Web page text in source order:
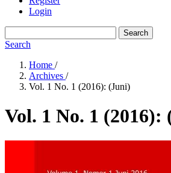
Login
Search
Search
Home /
Archives /
Vol. 1 No. 1 (2016): (Juni)
Vol. 1 No. 1 (2016):